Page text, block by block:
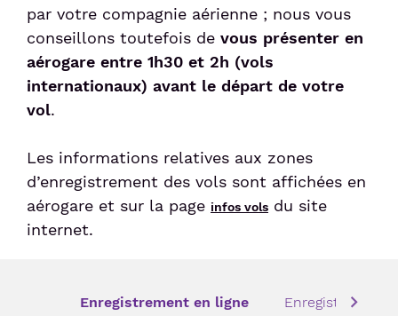
Détaxe
Passagers
Sénior et PMR
par votre compagnie aérienne ; nous vous
conseillons toutefois de vous présenter en
aérogare entre 1h30 et 2h (vols
internationaux) avant le départ de votre
vol.
Les informations relatives aux zones
d’enregistrement des vols sont affichées en
aérogare et sur la page infos vols du site
internet.
Enregistrement en ligne Enregistrement